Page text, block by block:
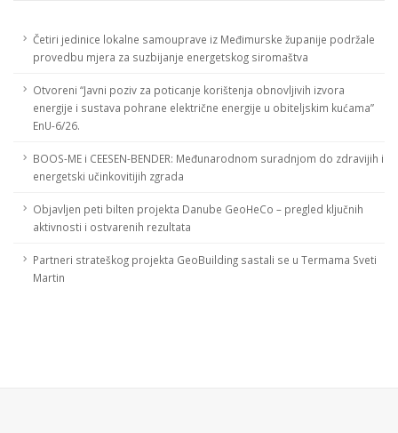
Četiri jedinice lokalne samouprave iz Međimurske županije podržale
provedbu mjera za suzbijanje energetskog siromaštva
Otvoreni “Javni poziv za poticanje korištenja obnovljivih izvora
energije i sustava pohrane električne energije u obiteljskim kućama”
EnU-6/26.
BOOS-ME i CEESEN-BENDER: Međunarodnom suradnjom do zdravijih i
energetski učinkovitijih zgrada
Objavljen peti bilten projekta Danube GeoHeCo – pregled ključnih
aktivnosti i ostvarenih rezultata
Partneri strateškog projekta GeoBuilding sastali se u Termama Sveti
Martin